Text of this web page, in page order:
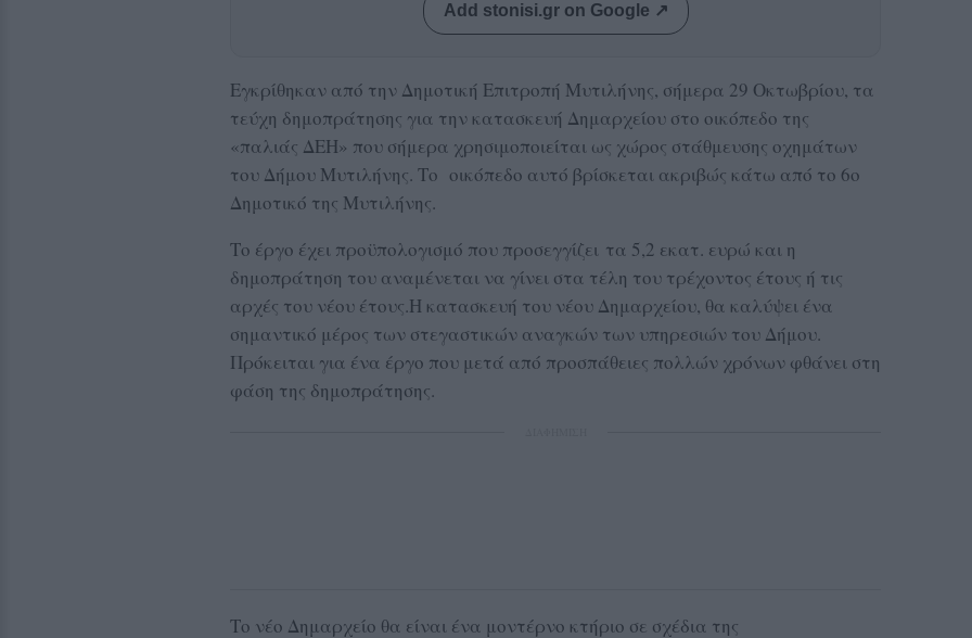
Add stonisi.gr on Google ↗
Εγκρίθηκαν από την Δημοτική Επιτροπή Μυτιλήνης, σήμερα 29 Οκτωβρίου, τα
τεύχη δημοπράτησης για την κατασκευή Δημαρχείου στο οικόπεδο της
«παλιάς ΔΕΗ» που σήμερα χρησιμοποιείται ως χώρος στάθμευσης οχημάτων
του Δήμου Μυτιλήνης. Το οικόπεδο αυτό βρίσκεται ακριβώς κάτω από το 6ο
Δημοτικό της Μυτιλήνης.
Το έργο έχει προϋπολογισμό που προσεγγίζει τα 5,2 εκατ. ευρώ και η
δημοπράτηση του αναμένεται να γίνει στα τέλη του τρέχοντος έτους ή τις
αρχές του νέου έτους.Η κατασκευή του νέου Δημαρχείου, θα καλύψει ένα
σημαντικό μέρος των στεγαστικών αναγκών των υπηρεσιών του Δήμου.
Πρόκειται για ένα έργο που μετά από προσπάθειες πολλών χρόνων φθάνει στη
φάση της δημοπράτησης.
Το νέο Δημαρχείο θα είναι ένα μοντέρνο κτήριο σε σχέδια της